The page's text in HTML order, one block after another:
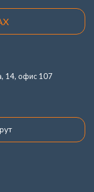
14, офис 107